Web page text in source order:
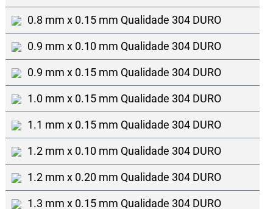
0.8 mm x 0.15 mm Qualidade 304 DURO
0.9 mm x 0.10 mm Qualidade 304 DURO
0.9 mm x 0.15 mm Qualidade 304 DURO
1.0 mm x 0.15 mm Qualidade 304 DURO
1.1 mm x 0.15 mm Qualidade 304 DURO
1.2 mm x 0.10 mm Qualidade 304 DURO
1.2 mm x 0.20 mm Qualidade 304 DURO
1.3 mm x 0.15 mm Qualidade 304 DURO